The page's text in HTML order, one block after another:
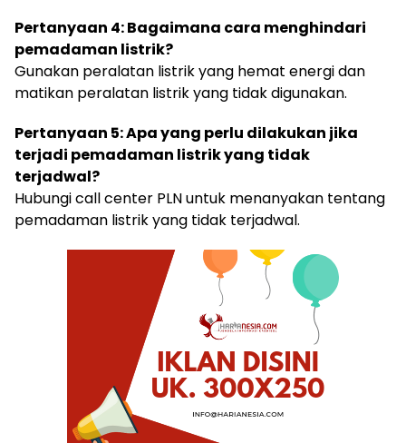
Pertanyaan 4: Bagaimana cara menghindari
pemadaman listrik?
Gunakan peralatan listrik yang hemat energi dan
matikan peralatan listrik yang tidak digunakan.
Pertanyaan 5: Apa yang perlu dilakukan jika
terjadi pemadaman listrik yang tidak
terjadwal?
Hubungi call center PLN untuk menanyakan tentang
pemadaman listrik yang tidak terjadwal.